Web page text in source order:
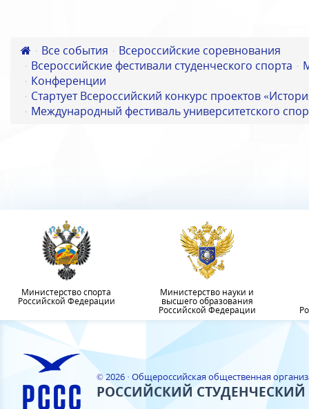
Все события
Всероссийские соревнования
Всероссийские фестивали студенческого спорта
Конференции
Стартует Всероссийский конкурс проектов
Международный фестиваль университетского
Министерство спорта
Российской Федерации
Министерство науки и
высшего образования
Российской Федерации
© 2026 · Общероссийская общественная
РОССИЙСКИЙ